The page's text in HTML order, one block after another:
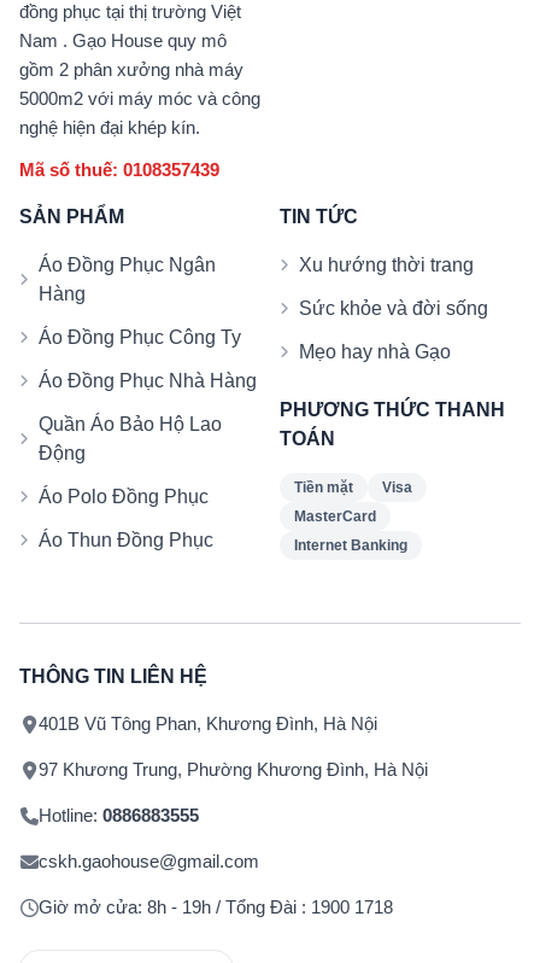
đồng phục tại thị trường Việt
Nam . Gạo House quy mô
gồm 2 phân xưởng nhà máy
5000m2 với máy móc và công
nghệ hiện đại khép kín.
Mã số thuế: 0108357439
SẢN PHẨM
Áo Đồng Phục Ngân
Hàng
Áo Đồng Phục Công Ty
Áo Đồng Phục Nhà Hàng
Quần Áo Bảo Hộ Lao
Động
Áo Polo Đồng Phục
Áo Thun Đồng Phục
TIN TỨC
Xu hướng thời trang
Sức khỏe và đời sống
Mẹo hay nhà Gạo
PHƯƠNG THỨC THANH
TOÁN
Tiền mặt
Visa
MasterCard
Internet Banking
THÔNG TIN LIÊN HỆ
401B Vũ Tông Phan, Khương Đình, Hà Nội
97 Khương Trung, Phường Khương Đình, Hà Nội
Hotline: 0886883555
cskh.gaohouse@gmail.com
Giờ mở cửa: 8h - 19h / Tổng Đài : 1900 1718